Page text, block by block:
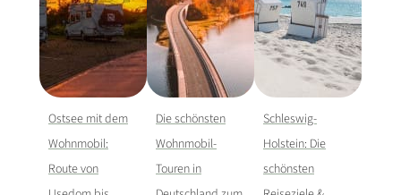
Ostsee mit dem
Wohnmobil:
Route von
Die schönsten
Wohnmobil-
Touren in
Schleswig-
Holstein: Die
schönsten